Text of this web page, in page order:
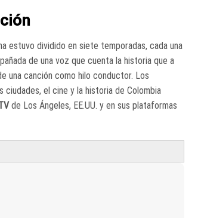
estuvo dividido en siete temporadas, cada una
de una voz que cuenta la historia que a
una canción como hilo conductor. Los
el cine y la historia de Colombia
de Los Ángeles, EE.UU. y en sus plataformas